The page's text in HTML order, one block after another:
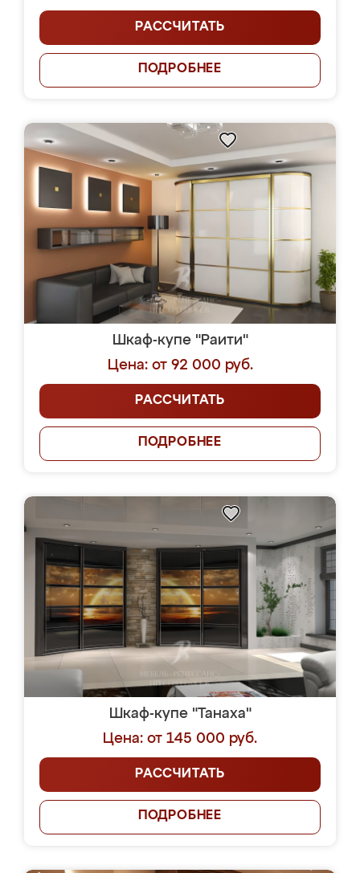
РАССЧИТАТЬ
ПОДРОБНЕЕ
Шкаф-купе "Раити"
Цена: от 92 000 руб.
РАССЧИТАТЬ
ПОДРОБНЕЕ
Шкаф-купе "Танаха"
Цена: от 145 000 руб.
РАССЧИТАТЬ
ПОДРОБНЕЕ